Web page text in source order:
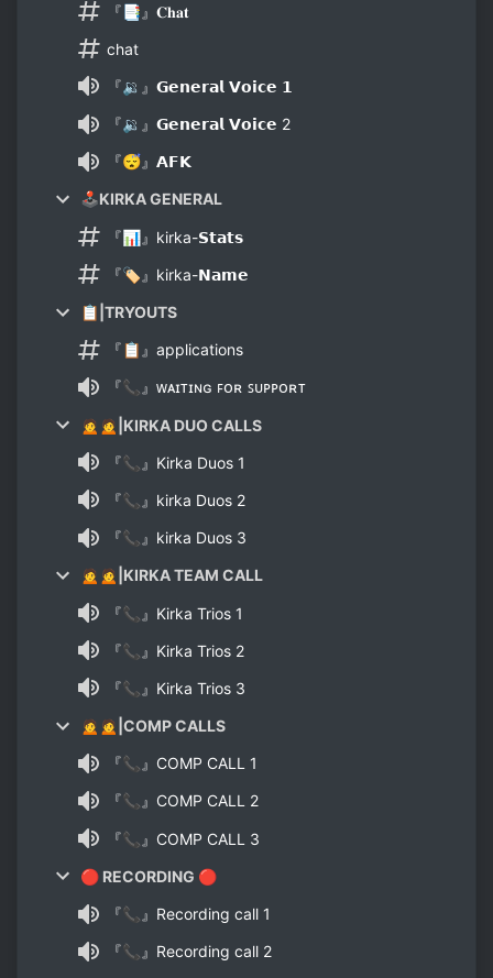
『📑』𝐂𝐡𝐚𝐭
chat
『🔉』𝗚𝗲𝗻𝗲𝗿𝗮𝗹 𝗩𝗼𝗶𝗰𝗲 𝟭
『🔉』𝗚𝗲𝗻𝗲𝗿𝗮𝗹 𝗩𝗼𝗶𝗰𝗲 2
『😴』𝗔𝗙𝗞
🕹KIRKA GENERAL
『📊』kirka-𝗦𝘁𝗮𝘁𝘀
『🏷』kirka-𝗡𝗮𝗺𝗲
📋|TRYOUTS
『📋』applications
『📞』ᴡᴀɪᴛɪɴɢ ꜰᴏʀ ꜱᴜᴘᴘᴏʀᴛ
🙍🙍|KIRKA DUO CALLS
『📞』Kirka Duos 1
『📞』kirka Duos 2
『📞』kirka Duos 3
🙍🙍|KIRKA TEAM CALL
『📞』Kirka Trios 1
『📞』Kirka Trios 2
『📞』Kirka Trios 3
🙍🙍|COMP CALLS
『📞』COMP CALL 1
『📞』COMP CALL 2
『📞』COMP CALL 3
🔴 RECORDING 🔴
『📞』Recording call 1
『📞』Recording call 2